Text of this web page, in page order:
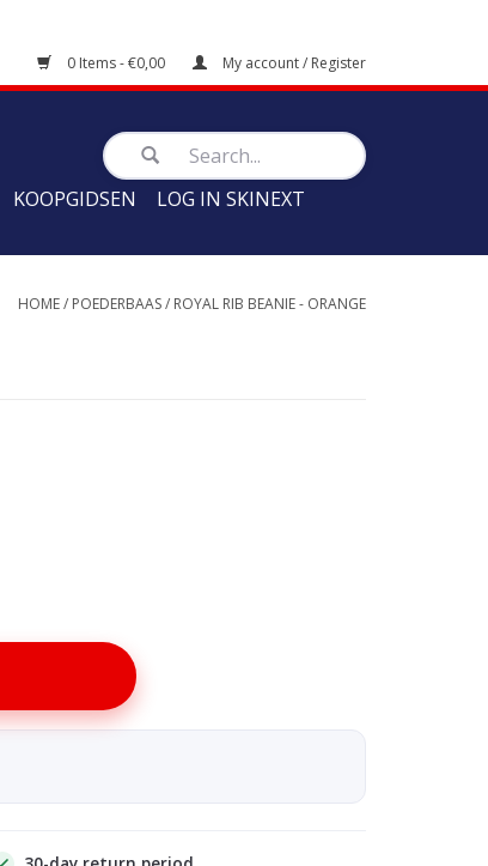
0 Items - €0,00 My account / Register
KOOPGIDSEN LOG IN SKINEXT
HOME/ POEDERBAAS/ ROYAL RIB BEANIE - ORANGE